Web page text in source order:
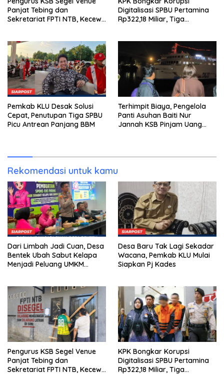
Panjat Tebing dan
Sekretariat FPTI NTB, Kecewa
Digitalisasi SPBU Pertamina
Rp322,18 Miliar, Tiga
Pemkab KLU Desak Solusi
Cepat, Penutupan Tiga SPBU
Picu Antrean Panjang BBM
Terhimpit Biaya, Pengelola
Panti Asuhan Baiti Nur
Jannah KSB Pinjam Uang
Rekomendasi untuk kamu
Dari Limbah Jadi Cuan, Desa
Bentek Ubah Sabut Kelapa
Menjadi Peluang UMKM
Desa Baru Tak Lagi Sekadar
Wacana, Pemkab KLU Mulai
Siapkan Pj Kades
Pengurus KSB Segel Venue
Panjat Tebing dan
Sekretariat FPTI NTB, Kecewa
KPK Bongkar Korupsi
Digitalisasi SPBU Pertamina
Rp322,18 Miliar, Tiga